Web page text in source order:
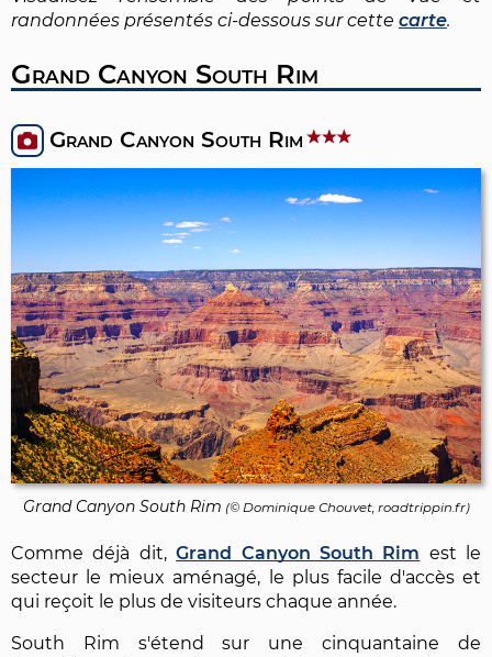
randonnées présentés ci-dessous sur cette carte.
Grand Canyon South Rim
Grand Canyon South Rim
Grand Canyon South Rim (© Dominique Chouvet, roadtrippin.fr)
Comme déjà dit,Grand Canyon South Rim est le
secteur le mieux aménagé, le plus facile d'accès et
qui reçoit le plus de visiteurs chaque année.
South Rim s'étend sur une cinquantaine de